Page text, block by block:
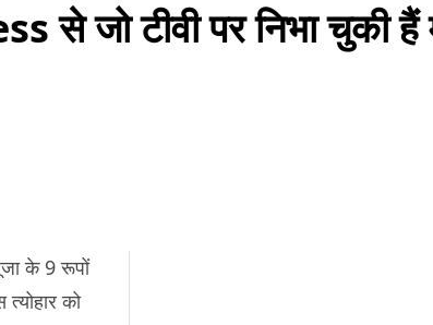
जो टीवी पर निभा चुकी हैं
के 9 रूपों
को